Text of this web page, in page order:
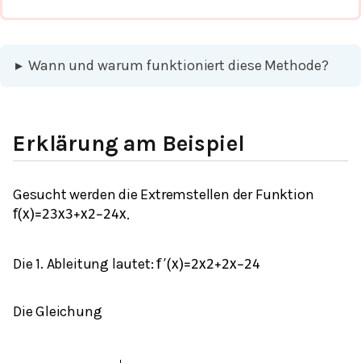
▸ Wann und warum funktioniert diese Methode?
Erklärung am Beispiel
Gesucht werden die Extremstellen der Funktion
f(x)=23x3+x2−24x.
Die 1. Ableitung lautet:f′(x)=2x2+2x−24
Die Gleichung